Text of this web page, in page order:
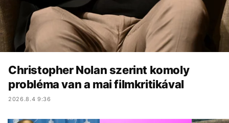
Christopher Nolan szerint komoly
probléma van a mai filmkritikával
2026.8.4 9:36